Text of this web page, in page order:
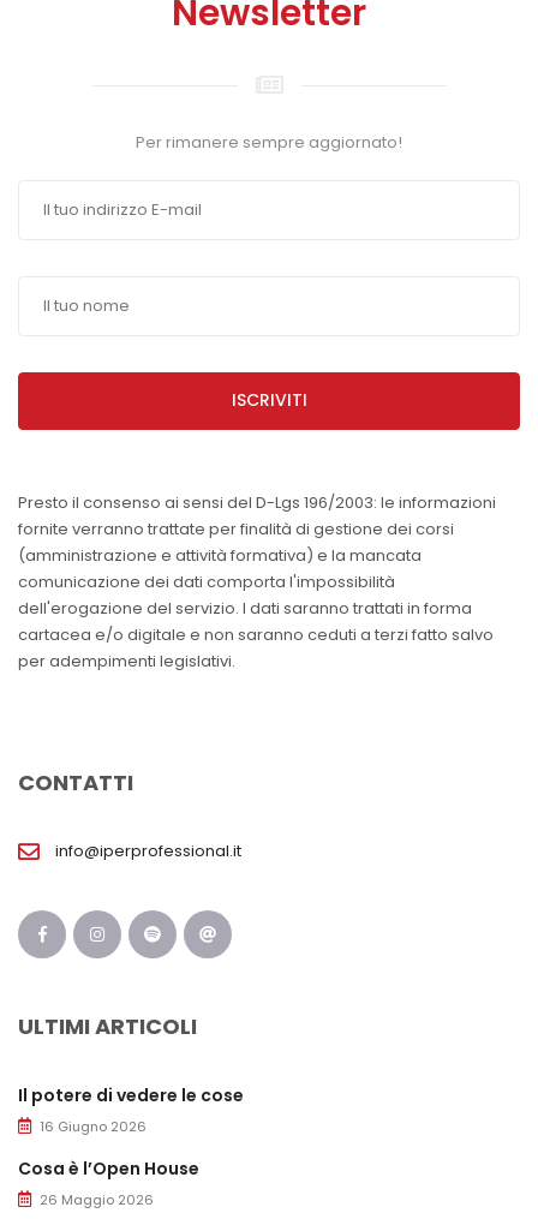
Newsletter
Per rimanere sempre aggiornato!
ISCRIVITI
Presto il consenso ai sensi del D-Lgs 196/2003: le informazioni
fornite verranno trattate per finalità di gestione dei corsi
(amministrazione e attività formativa) e la mancata
comunicazione dei dati comporta l'impossibilità
dell'erogazione del servizio. I dati saranno trattati in forma
cartacea e/o digitale e non saranno ceduti a terzi fatto salvo
per adempimenti legislativi.
CONTATTI
info@iperprofessional.it
ULTIMI ARTICOLI
Il potere di vedere le cose
16 Giugno 2026
Cosa è l’Open House
26 Maggio 2026